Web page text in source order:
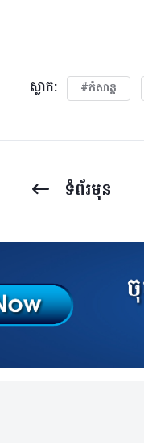
ស្លាក: #កំសាន្ត
ទំព័រ​មុន